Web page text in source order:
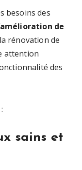
besoins des
de
rénovation de
attention
des
sains et